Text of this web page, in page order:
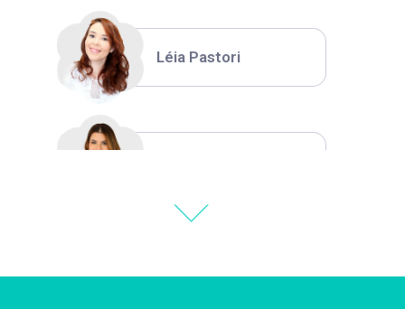
Léia Pastori